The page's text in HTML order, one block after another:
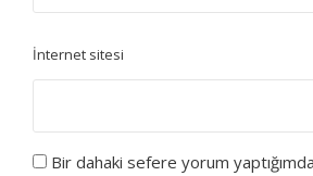
İnternet sitesi
Bir dahaki sefere yorum